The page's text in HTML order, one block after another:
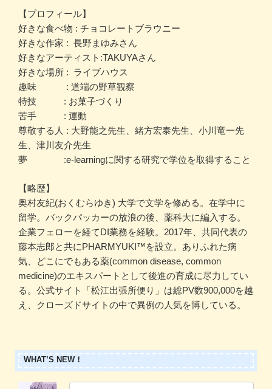
【プロフィール】
好きな食べ物 : チョコレートブラウニー
好きな作家 : 長野まゆみさん
好きなアーティスト:TAKUYAさん
好きな場所 : ライブハウス
趣味 : 道端の野草観察
特技 : お菓子づくり
苦手 : 運動
尊敬する人 : 大野能之先生、緒方宏泰先生、小川竜一先
生、津川友介先生
夢 :e-learningに関する研究で学位を取得すること
【略歴】
奥村友紀(おくむらゆき) 大学で文学を修める。在学中に
留学。バックパッカーの放浪の後、薬科大に編入する。
企業フェローを経てDI業務を経験。2017年、共同代表の
藤本志郎と共にPHARMYUKI™️を設立。ありふれた病
気、どこにでもある薬(common disease, common
medicine)のエキスパートとして後進の育成に尽力してい
る。公式サイト「松江出張所便り」は総PV数900,000を越
え、クローズドサイトの中で異例の人気を博している。
WHAT’S NEW！